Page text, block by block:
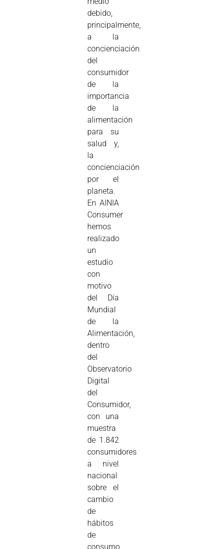
debido,
principalmente,
a la
concienciación
del
consumidor
de la
importancia
de la
alimentación
para su
salud y,
la
concienciación
por el
planeta.
En AINIA
Consumer
hemos
realizado
un
estudio
con
motivo
del Día
Mundial
de la
Alimentación,
dentro
del
Observatorio
Digital
del
Consumidor,
con una
muestra
de 1.842
consumidores
a nivel
nacional
sobre el
cambio
de
hábitos
de
consumo